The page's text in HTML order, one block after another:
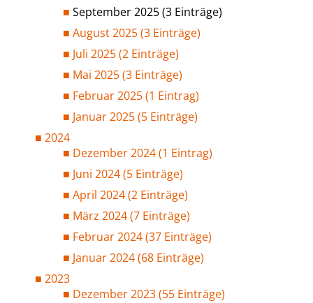
September 2025 (3 Einträge)
August 2025 (3 Einträge)
Juli 2025 (2 Einträge)
Mai 2025 (3 Einträge)
Februar 2025 (1 Eintrag)
Januar 2025 (5 Einträge)
2024
Dezember 2024 (1 Eintrag)
Juni 2024 (5 Einträge)
April 2024 (2 Einträge)
März 2024 (7 Einträge)
Februar 2024 (37 Einträge)
Januar 2024 (68 Einträge)
2023
Dezember 2023 (55 Einträge)